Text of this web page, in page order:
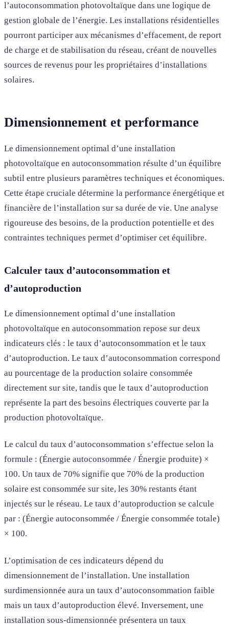
l’autoconsommation photovoltaïque dans une logique de
gestion globale de l’énergie. Les installations résidentielles
pourront participer aux mécanismes d’effacement, de report
de charge et de stabilisation du réseau, créant de nouvelles
sources de revenus pour les propriétaires d’installations
solaires.
Dimensionnement et performance
Le dimensionnement optimal d’une installation
photovoltaïque en autoconsommation résulte d’un équilibre
subtil entre plusieurs paramètres techniques et économiques.
Cette étape cruciale détermine la performance énergétique et
financière de l’installation sur sa durée de vie. Une analyse
rigoureuse des besoins, de la production potentielle et des
contraintes techniques permet d’optimiser cet équilibre.
Calculer taux d’autoconsommation et
d’autoproduction
Le dimensionnement optimal d’une installation
photovoltaïque en autoconsommation repose sur deux
indicateurs clés : le taux d’autoconsommation et le taux
d’autoproduction. Le taux d’autoconsommation correspond
au pourcentage de la production solaire consommée
directement sur site, tandis que le taux d’autoproduction
représente la part des besoins électriques couverte par la
production photovoltaïque.
Le calcul du taux d’autoconsommation s’effectue selon la
formule : (Énergie autoconsommée / Énergie produite) ×
100. Un taux de 70% signifie que 70% de la production
solaire est consommée sur site, les 30% restants étant
injectés sur le réseau. Le taux d’autoproduction se calcule
par : (Énergie autoconsommée / Énergie consommée totale)
× 100.
L’optimisation de ces indicateurs dépend du
dimensionnement de l’installation. Une installation
surdimensionnée aura un taux d’autoconsommation faible
mais un taux d’autoproduction élevé. Inversement, une
installation sous-dimensionnée présentera un taux